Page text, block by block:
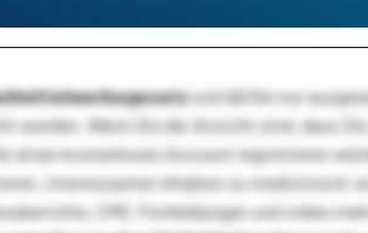
und dürfen nur
werden. Wenn Sie der Ansicht sind, dass
einen kostenlosen Account registrieren
interessanten Inhalten zu
CME-Fortbildungen und vieles